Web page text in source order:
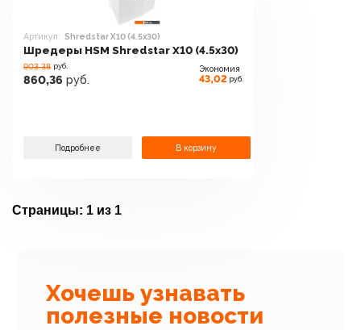
Артикул: Shredstar X10 (4.5x30)
Шредеры HSM Shredstar X10 (4.5x30)
903.38 руб.
860,36 руб.
Экономия
43,02 руб.
Подробнее В корзину
Страницы: 1 из 1
Хочешь узнавать
полезные новости